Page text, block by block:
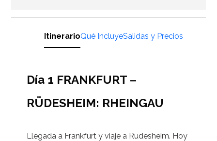
ItinerarioQué IncluyeSalidas y Precios
Día 1 FRANKFURT –
RÜDESHEIM: RHEINGAU
Llegada a Frankfurt y viaje a Rüdesheim. Hoy